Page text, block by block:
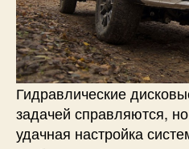
Гидравлические
задачей справляются,
удачная настройка